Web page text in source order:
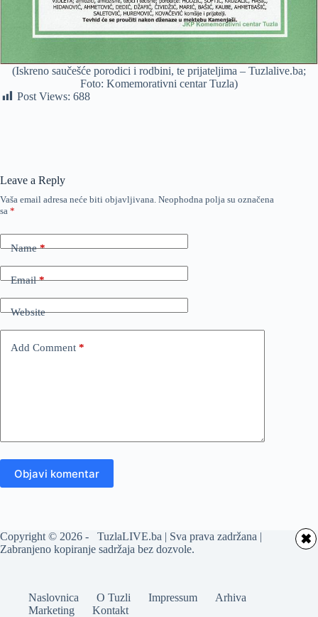
(Iskreno saučešće porodici i rodbini, te prijateljima – Tuzlalive.ba;
Foto: Komemorativni centar Tuzla)
Post Views: 688
Leave a Reply
Vaša email adresa neće biti objavljivana. Neophodna polja su označena
sa *
Name*
Email*
Website
Add Comment *
Objavi komentar
Copyright © 2026 - TuzlaLIVE.ba | Sva prava zadržana |
Zabranjeno kopiranje sadržaja bez dozvole.
Naslovnica O Tuzli Impressum
Arhiva
Marketing
Kontakt
✖